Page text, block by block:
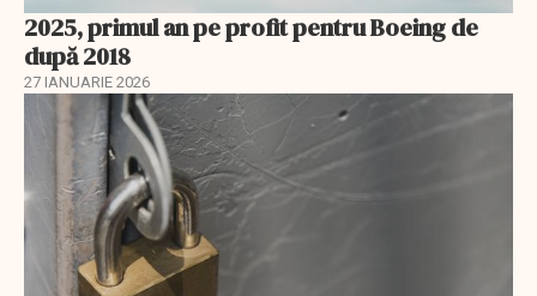
2025, primul an pe profit pentru Boeing de
după 2018
27 IANUARIE 2026